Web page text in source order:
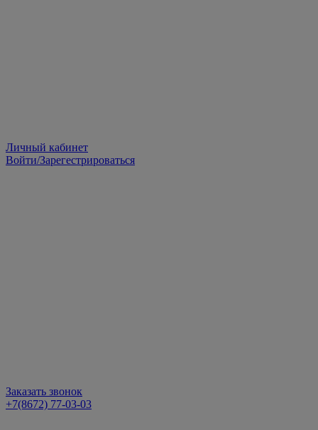
Личный кабинет
Войти/Зарегестрироваться
Заказать звонок
+7(8672) 77-03-03